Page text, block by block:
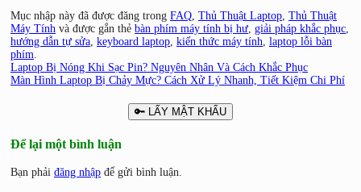
Mục nhập này đã được đăng trong FAQ, Thủ Thuật Laptop, Thủ Thuật
Máy Tính và được gắn thẻ bàn phím máy tính bị hư, giải pháp khắc phục,
hướng dẫn tự sửa, keyboard laptop, kiến thức máy tính, laptop lỗi bàn
phím.
Laptop Bị Nóng Khi Sạc Pin? Nguyên Nhân Và Cách Khắc Phục
Màn Hình Laptop Bị Chảy Mực? Cách Xử Lý Nhanh, Tiết Kiệm Chi Phí
🔑 LẤY MẬT KHẨU
Để lại một bình luận
Bạn phải đăng nhập để gửi bình luận.